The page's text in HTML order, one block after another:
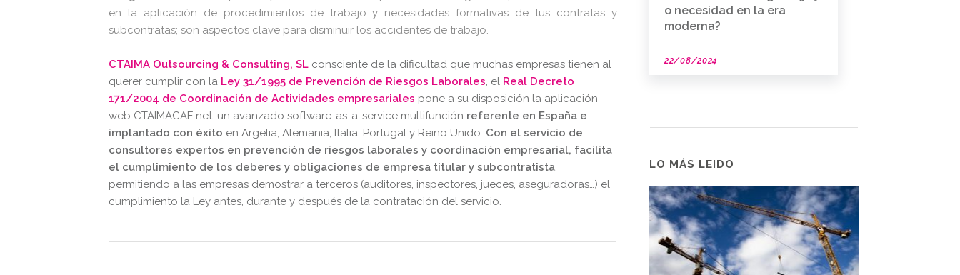
en la aplicación de procedimientos de trabajo y necesidades formativas de tus contratas y
subcontratas; son aspectos clave para disminuir los accidentes de trabajo.
CTAIMA Outsourcing & Consulting, SL consciente de la dificultad que muchas empresas tienen al
querer cumplir con la Ley 31/1995 de Prevención de Riesgos Laborales, el Real Decreto
171/2004 de Coordinación de Actividades empresariales pone a su disposición la aplicación
web CTAIMACAE.net: un avanzado software-as-a-service multifunción referente en España e
implantado con éxito en Argelia, Alemania, Italia, Portugal y Reino Unido. Con el servicio de
consultores expertos en prevención de riesgos laborales y coordinación empresarial, facilita
el cumplimiento de los deberes y obligaciones de empresa titular y subcontratista,
permitiendo a las empresas demostrar a terceros (auditores, inspectores, jueces, aseguradoras…) el
cumplimiento la Ley antes, durante y después de la contratación del servicio.
o necesidad en la era
moderna?
22/08/2024
LO MÁS LEIDO